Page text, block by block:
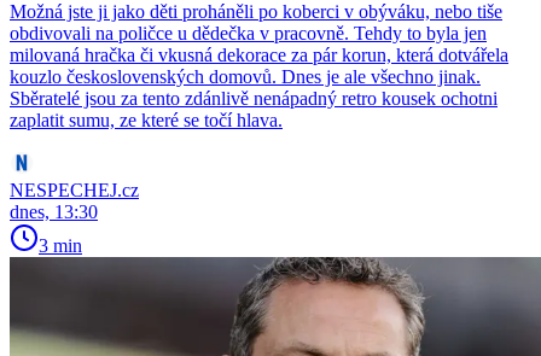
Možná jste ji jako děti proháněli po koberci v obýváku, nebo tiše
obdivovali na poličce u dědečka v pracovně. Tehdy to byla jen
milovaná hračka či vkusná dekorace za pár korun, která dotvářela
kouzlo československých domovů. Dnes je ale všechno jinak.
Sběratelé jsou za tento zdánlivě nenápadný retro kousek ochotni
zaplatit sumu, ze které se točí hlava.
NESPECHEJ.cz
dnes, 13:30
3 min